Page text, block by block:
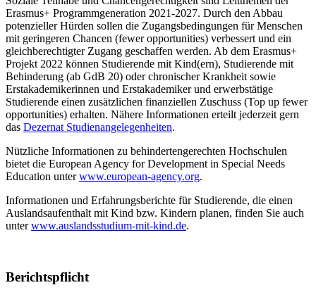
Erasmus+ Programmgeneration 2021-2027. Durch den Abbau
potenzieller Hürden sollen die Zugangsbedingungen für Menschen
mit geringeren Chancen (fewer opportunities) verbessert und ein
gleichberechtigter Zugang geschaffen werden. Ab dem Erasmus+
Projekt 2022 können Studierende mit Kind(ern), Studierende mit
Behinderung (ab GdB 20) oder chronischer Krankheit sowie
Erstakademikerinnen und Erstakademiker und erwerbstätige
Studierende einen zusätzlichen finanziellen Zuschuss (Top up fewer
opportunities) erhalten. Nähere Informationen erteilt jederzeit gern
das Dezernat Studienangelegenheiten.
Nützliche Informationen zu behindertengerechten Hochschulen
bietet die European Agency for Development in Special Needs
Education unterwww.european-agency.org.
Informationen und Erfahrungsberichte für Studierende, die einen
Auslandsaufenthalt mit Kind bzw. Kindern planen, finden Sie auch
unterwww.auslandsstudium-mit-kind.de.
Berichtspflicht